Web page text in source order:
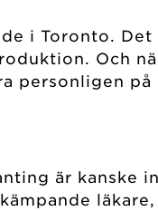
i Toronto.
Och
personligen
är kanske